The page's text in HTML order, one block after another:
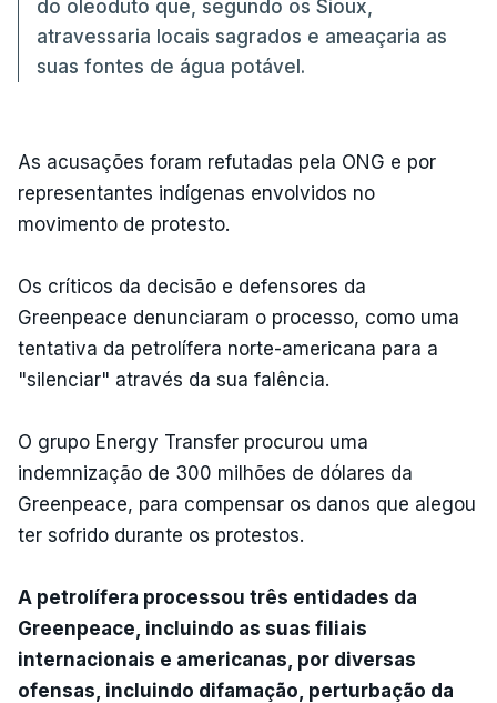
do oleoduto que, segundo os Sioux,
atravessaria locais sagrados e ameaçaria as
suas fontes de água potável.
As acusações foram refutadas pela ONG e por
representantes indígenas envolvidos no
movimento de protesto.
Os críticos da decisão e defensores da
Greenpeace denunciaram o processo, como uma
tentativa da petrolífera norte-americana para a
"silenciar" através da sua falência.
O grupo Energy Transfer procurou uma
indemnização de 300 milhões de dólares da
Greenpeace, para compensar os danos que alegou
ter sofrido durante os protestos.
A petrolífera processou três entidades da
Greenpeace, incluindo as suas filiais
internacionais e americanas, por diversas
ofensas, incluindo difamação, perturbação da